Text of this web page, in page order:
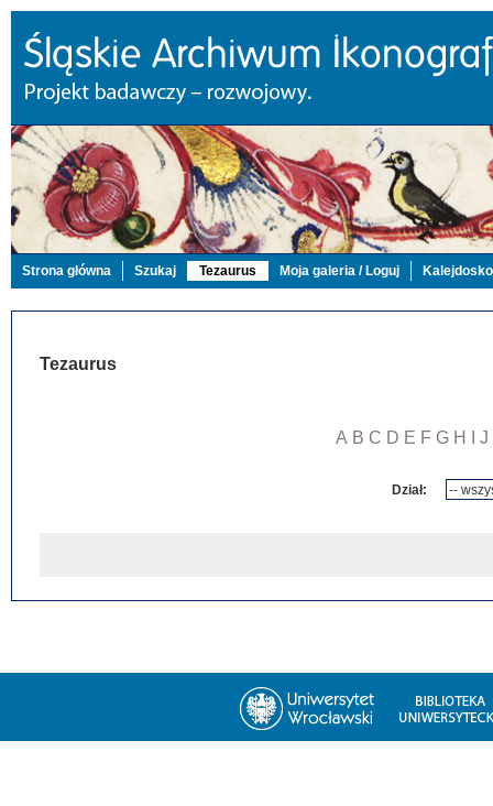
Strona główna Szukaj Tezaurus Moja galeria / Loguj
Tezaurus
A B C D E F G H J
Dział: